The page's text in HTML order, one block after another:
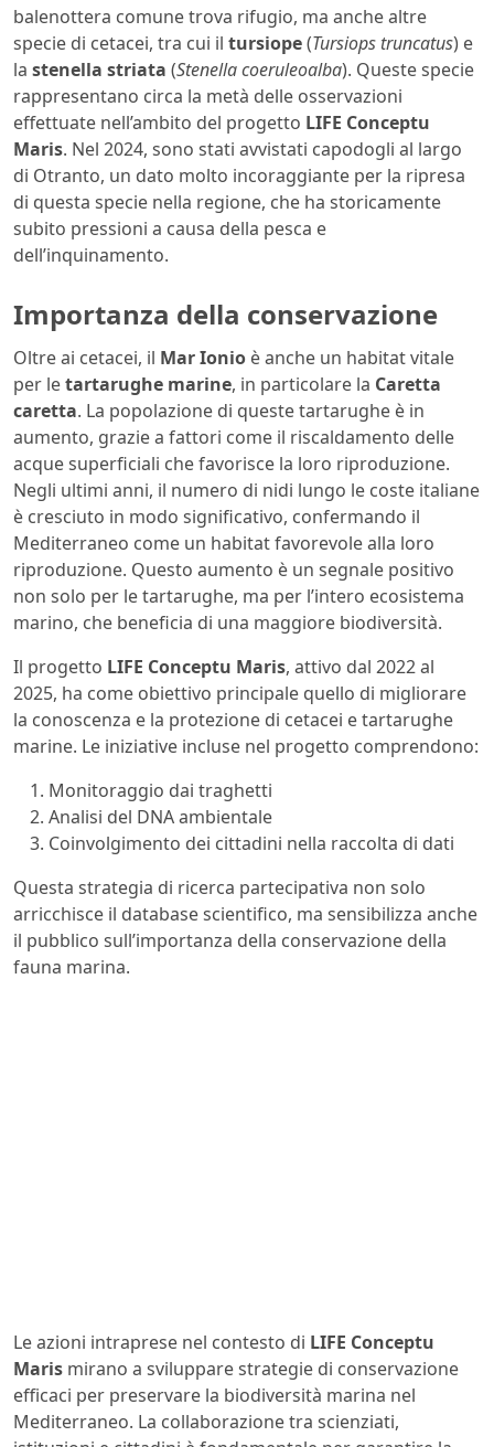
balenottera comune trova rifugio, ma anche altre
specie di cetacei, tra cui il tursiope(Tursiops truncatus) e
la stenella striata (Stenella coeruleoalba). Queste specie
rappresentano circa la metà delle osservazioni
effettuate nell’ambito del progetto LIFE Conceptu
Maris. Nel 2024, sono stati avvistati capodogli al largo
di Otranto, un dato molto incoraggiante per la ripresa
di questa specie nella regione, che ha storicamente
subito pressioni a causa della pesca e
dell’inquinamento.
Importanza della conservazione
Oltre ai cetacei, il Mar Ionio è anche un habitat vitale
per letartarughe marine, in particolare la Caretta
caretta. La popolazione di queste tartarughe è in
aumento, grazie a fattori come il riscaldamento delle
acque superficiali che favorisce la loro riproduzione.
Negli ultimi anni, il numero di nidi lungo le coste italiane
è cresciuto in modo significativo, confermando il
Mediterraneo come un habitat favorevole alla loro
riproduzione. Questo aumento è un segnale positivo
non solo per le tartarughe, ma per l’intero ecosistema
marino, che beneficia di una maggiore biodiversità.
Il progetto LIFE Conceptu Maris, attivo dal 2022 al
2025, ha come obiettivo principale quello di migliorare
la conoscenza e la protezione di cetacei e tartarughe
marine. Le iniziative incluse nel progetto comprendono:
Monitoraggio dai traghetti
Analisi del DNA ambientale
Coinvolgimento dei cittadini nella raccolta di dati
Questa strategia di ricerca partecipativa non solo
arricchisce il database scientifico, ma sensibilizza anche
il pubblico sull’importanza della conservazione della
fauna marina.
Le azioni intraprese nel contesto di LIFE Conceptu
Maris mirano a sviluppare strategie di conservazione
efficaci per preservare la biodiversità marina nel
Mediterraneo. La collaborazione tra scienziati,